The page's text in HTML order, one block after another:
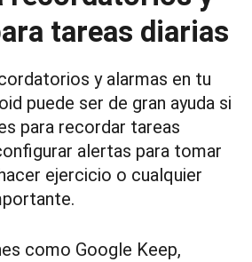
tareas diarias
y alarmas en tu
puede ser de gran ayuda si
para recordar tareas
alertas para tomar
ejercicio o cualquier
como Google Keep,